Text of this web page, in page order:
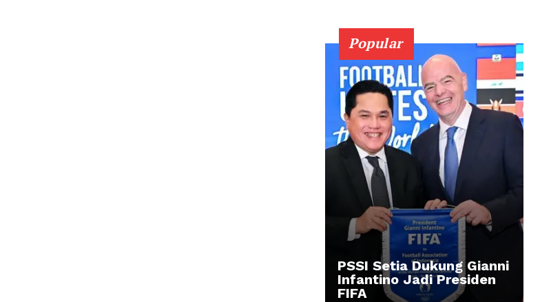
Popular
PSSI Setia Dukung Gianni
Infantino Jadi Presiden
FIFA